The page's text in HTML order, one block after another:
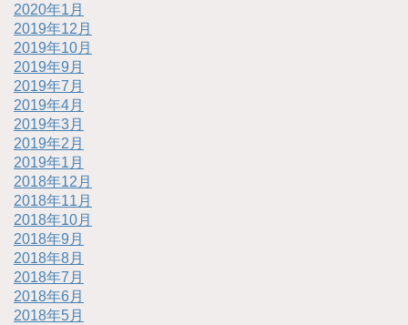
2020年1月
2019年12月
2019年10月
2019年9月
2019年7月
2019年4月
2019年3月
2019年2月
2019年1月
2018年12月
2018年11月
2018年10月
2018年9月
2018年8月
2018年7月
2018年6月
2018年5月